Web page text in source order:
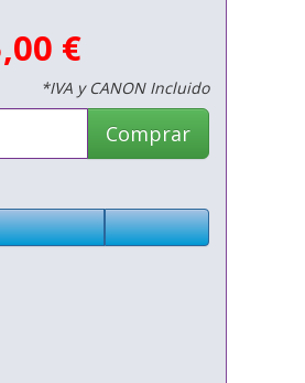
€
*IVA y CANON Incluido
Comprar